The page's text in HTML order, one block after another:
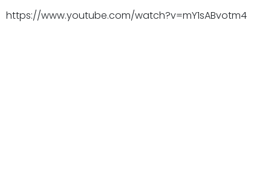
https://www.youtube.com/watch?v=mY1sABvotm4